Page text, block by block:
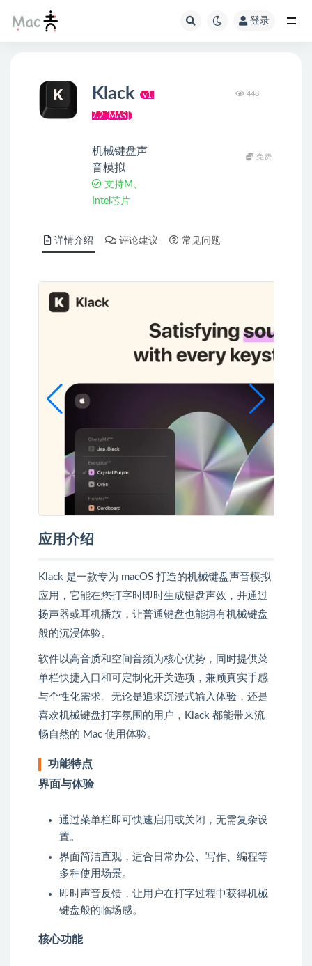
登录
Klack v1.
7.2 [MAS]
机械键盘声
音模拟
支持M、
Intel芯片
448
免费
详情介绍 评论建议 常见问题
应用介绍
Klack 是一款专为 macOS 打造的机械键盘声音模拟
应用，它能在您打字时即时生成键盘声效，并通过
扬声器或耳机播放，让普通键盘也能拥有机械键盘
般的沉浸体验。
软件以高音质和空间音频为核心优势，同时提供菜
单栏快捷入口和可定制化开关选项，兼顾真实手感
与个性化需求。无论是追求沉浸式输入体验，还是
喜欢机械键盘打字氛围的用户，Klack 都能带来流
畅自然的 Mac 使用体验。
功能特点
界面与体验
通过菜单栏即可快速启用或关闭，无需复杂设
置。
界面简洁直观，适合日常办公、写作、编程等
多种使用场景。
即时声音反馈，让用户在打字过程中获得机械
键盘般的临场感。
核心功能